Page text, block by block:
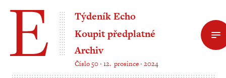
Týdeník Echo
Koupit předplatné
Archiv
Číslo 50 ‧ 12. prosince ‧ 2024